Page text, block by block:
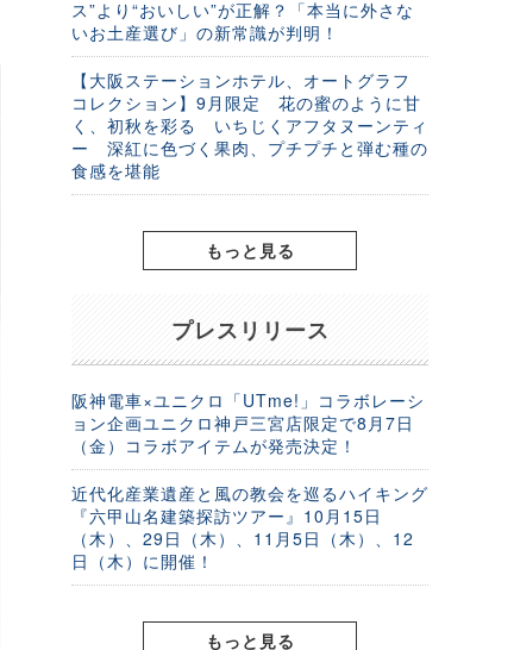
ス”より“おいしい”が正解？「本当に外さな
いお土産選び」の新常識が判明！
【大阪ステーションホテル、オートグラフ
コレクション】9月限定 花の蜜のように甘
く、初秋を彩る いちじくアフタヌーンティ
ー 深紅に色づく果肉、プチプチと弾む種の
食感を堪能
もっと見る
プレスリリース
阪神電車×ユニクロ「UTme!」コラボレーシ
ョン企画ユニクロ神戸三宮店限定で8月7日
（金）コラボアイテムが発売決定！
近代化産業遺産と風の教会を巡るハイキング
『六甲山名建築探訪ツアー』10月15日
（木）、29日（木）、11月5日（木）、12
日（木）に開催！
もっと見る